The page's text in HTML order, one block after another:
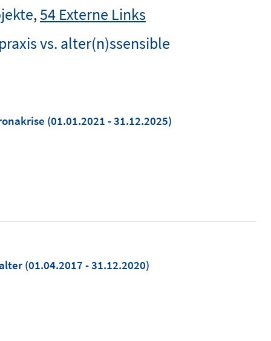
,54 Externe Links
vs. alter(n)ssensible
(01.01.2021 - 31.12.2025)
(01.04.2017 - 31.12.2020)